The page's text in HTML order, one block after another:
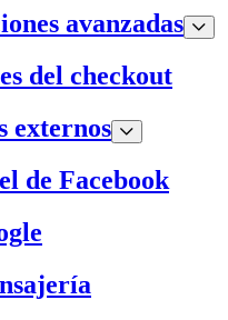
avanzadas
del checkout
externos
de Facebook